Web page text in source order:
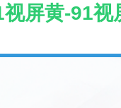
屏黄-91